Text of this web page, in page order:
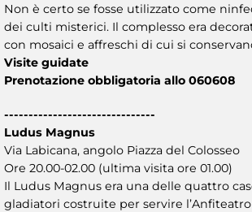
Non è certo se fosse utilizzato come
dei culti misterici. Il complesso era
con mosaici e affreschi di cui si
Visite guidate
Prenotazione obbligatoria allo 060608
-------------------------------
Ludus Magnus
Via Labicana, angolo Piazza del Colosseo
Ore 20.00-02.00 (ultima visita ore 01.00)
Il Ludus Magnus era una delle quattro
gladiatori costruite per servire l’Anfiteatro